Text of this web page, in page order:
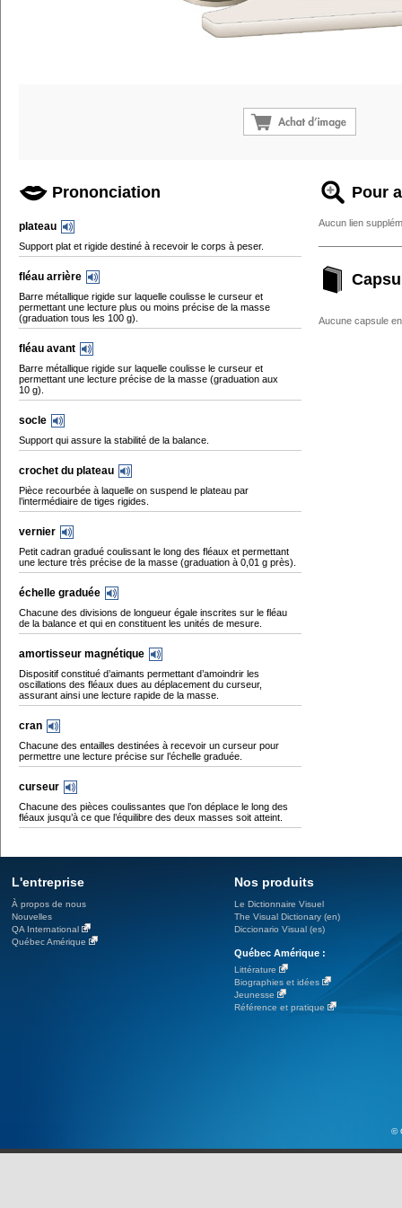
Prononciation
plateau
Support plat et rigide destiné à recevoir le corps à peser.
fléau arrière
Barre métallique rigide sur laquelle coulisse le curseur et
permettant une lecture plus ou moins précise de la masse
(graduation tous les 100 g).
fléau avant
Barre métallique rigide sur laquelle coulisse le curseur et
permettant une lecture précise de la masse (graduation aux
10 g).
socle
Support qui assure la stabilité de la balance.
crochet du plateau
Pièce recourbée à laquelle on suspend le plateau par
l’intermédiaire de tiges rigides.
vernier
Petit cadran gradué coulissant le long des fléaux et permettant
une lecture très précise de la masse (graduation à 0,01 g près).
échelle graduée
Chacune des divisions de longueur égale inscrites sur le fléau
de la balance et qui en constituent les unités de mesure.
amortisseur magnétique
Dispositif constitué d’aimants permettant d’amoindrir les
oscillations des fléaux dues au déplacement du curseur,
assurant ainsi une lecture rapide de la masse.
cran
Chacune des entailles destinées à recevoir un curseur pour
permettre une lecture précise sur l’échelle graduée.
curseur
Chacune des pièces coulissantes que l’on déplace le long des
fléaux jusqu’à ce que l’équilibre des deux masses soit atteint.
Pour
Aucun lien
Aucune capsule
L'entreprise
À propos de nous
Nouvelles
QA International
Québec Amérique
Nos produits
Le Dictionnaire Visuel
The Visual Dictionary (en)
Diccionario Visual (es)
Québec Amérique :
Littérature
Biographies et idées
Jeunesse
Référence et pratique
©